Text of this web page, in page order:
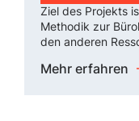
Ziel des Projekts
Methodik zur
den anderen
Mehr erfahren